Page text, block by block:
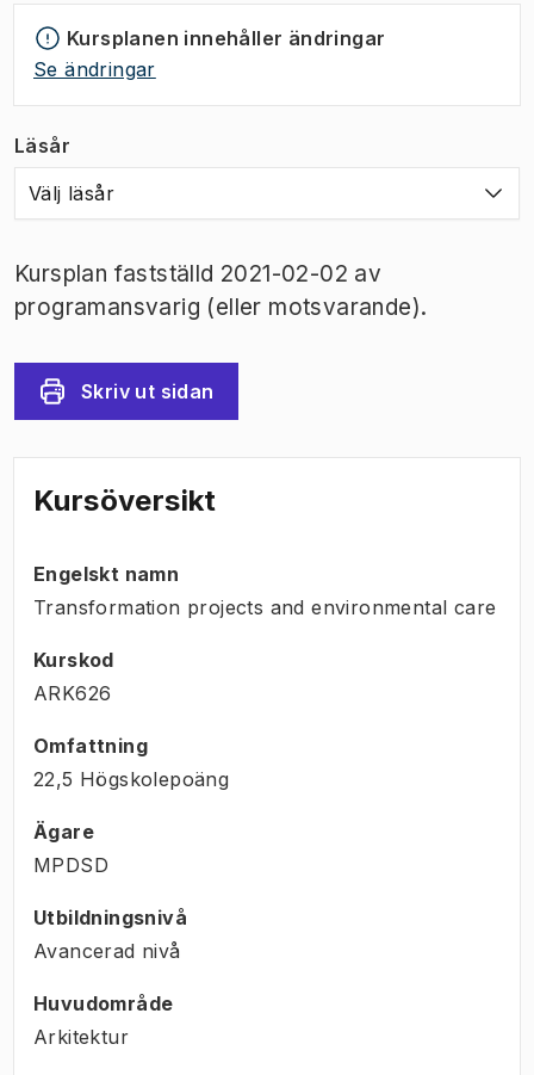
Kursplanen innehåller ändringar
Se ändringar
Läsår
Välj läsår
Kursplan fastställd 2021-02-02 av
programansvarig (eller motsvarande).
Skriv ut sidan
Kursöversikt
Engelskt namn
Transformation projects and environmental care
Kurskod
ARK626
Omfattning
22,5 Högskolepoäng
Ägare
MPDSD
Utbildningsnivå
Avancerad nivå
Huvudområde
Arkitektur